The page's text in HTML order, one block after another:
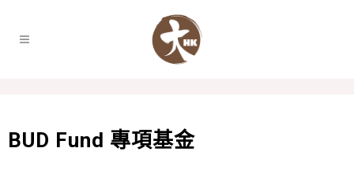
BUD Fund 專項基金